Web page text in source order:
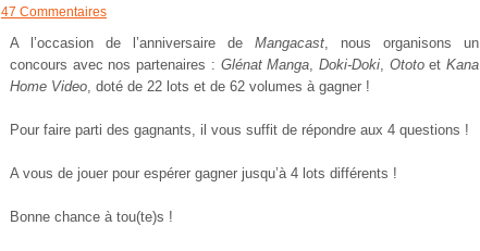
47 Commentaires
A l’occasion de l’anniversaire de Mangacast, nous organisons un
concours avec nos partenaires : Glénat Manga, Doki-Doki, OtotoetKana
Home Video, doté de 22 lots et de 62 volumes à gagner !
Pour faire parti des gagnants, il vous suffit de répondre aux 4 questions !
A vous de jouer pour espérer gagner jusqu’à 4 lots différents !
Bonne chance à tou(te)s !